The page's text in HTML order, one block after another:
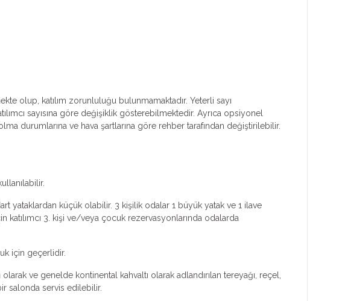
olup, katılım zorunluluğu bulunmamaktadır. Yeterli sayı
sayısına göre değişiklik gösterebilmektedir. Ayrıca opsiyonel
durumlarına ve hava şartlarına göre rehber tarafından değiştirilebilir.
yataklardan küçük olabilir. 3 kişilik odalar 1 büyük yatak ve 1 ilave
katılımcı 3. kişi ve/veya çocuk rezervasyonlarında odalarda
için geçerlidir.
ve genelde kontinental kahvaltı olarak adlandırılan tereyağı, reçel,
salonda servis edilebilir.